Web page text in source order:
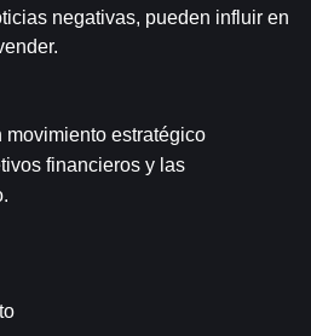
negativas, pueden influir en
movimiento estratégico
financieros y las